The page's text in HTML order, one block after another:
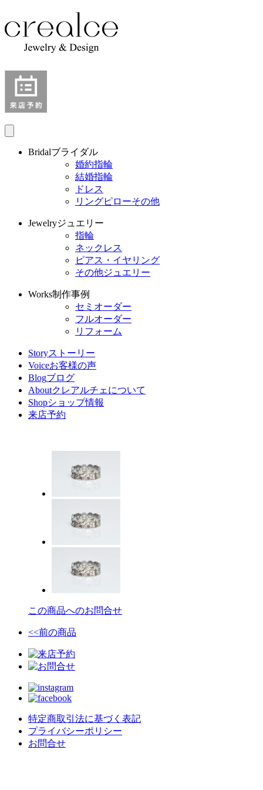
Bridalブライダル
婚約指輪
結婚指輪
ドレス
リングピローその他
Jewelryジュエリー
指輪
ネックレス
ピアス・イヤリング
その他ジュエリー
Works制作事例
セミオーダー
フルオーダー
リフォーム
Storyストーリー
Voiceお客様の声
Blogブログ
Aboutクレアルチェについて
Shopショップ情報
来店予約
この商品へのお問合せ
<<前の商品
特定商取引法に基づく表記
プライバシーポリシー
お問合せ